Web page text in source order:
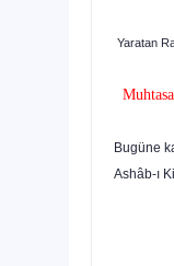
Yaratan
Bugüne
Ashâb-ı